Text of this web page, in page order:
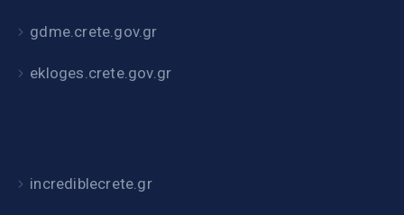
gdme.crete.gov.gr
ekloges.crete.gov.gr
incrediblecrete.gr